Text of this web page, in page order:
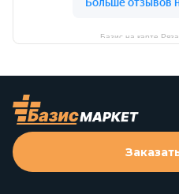
Базис на карте